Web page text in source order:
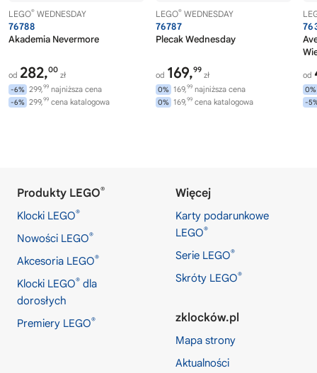
LEGO® WEDNESDAY
76788
Akademia Nevermore
od 282,00
zł
-6% 299,99 najniższa cena
-6% 299,99 cena katalogowa
LEGO® WEDNESDAY
76787
Plecak Wednesday
od 169,99
zł
0% 169,99 najniższa cena
0% 169,99 cena katalogowa
od
0%
-
Produkty LEGO®
Klocki LEGO®
Nowości LEGO®
Akcesoria LEGO®
Klocki LEGO® dla
dorosłych
Premiery LEGO®
Więcej
Karty podarunkowe
LEGO®
Serie LEGO®
Skróty LEGO®
zklocków.pl
Mapa strony
Aktualności